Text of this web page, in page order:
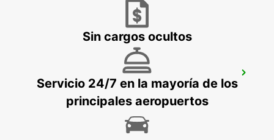
MYKONOS AIRPORT
MYKONOS - GREECE
Sin cargos ocultos
Servicio 24/7 en la mayoría de los
principales aeropuertos